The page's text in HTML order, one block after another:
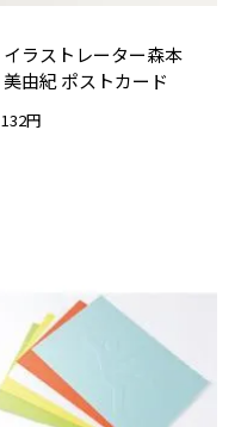
イラストレーター森本
美由紀 ポストカード
132円